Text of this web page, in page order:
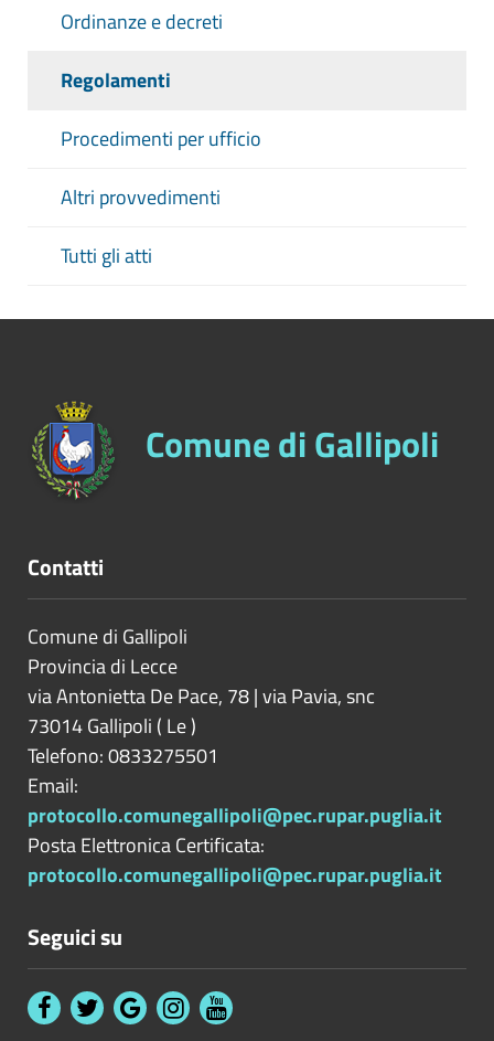
Ordinanze e decreti
Regolamenti
Procedimenti per ufficio
Altri provvedimenti
Tutti gli atti
Comune di Gallipoli
Contatti
Comune di Gallipoli
Provincia di Lecce
via Antonietta De Pace, 78 | via Pavia, snc
73014Gallipoli ( Le)
Telefono: 0833275501
Email:
protocollo.comunegallipoli@pec.rupar.puglia.it
Posta Elettronica Certificata:
protocollo.comunegallipoli@pec.rupar.puglia.it
Seguici su